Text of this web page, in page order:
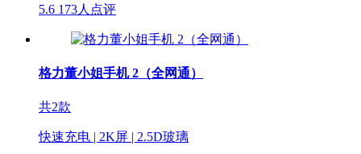
5.6 173人点评
格力董小姐手机 2（全网通）
共2款
快速充电 | 2K屏 | 2.5D玻璃